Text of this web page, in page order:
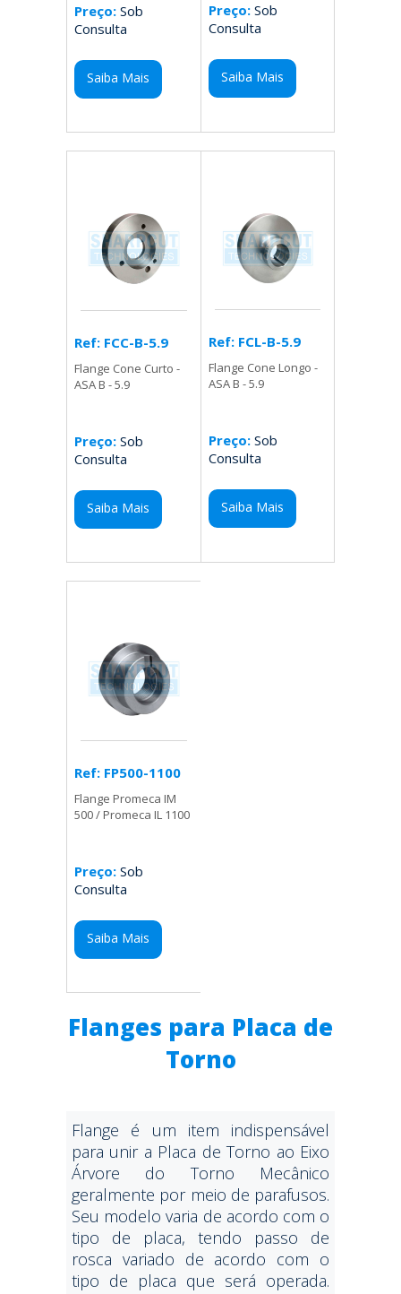
Preço: Sob
Consulta
Saiba Mais
Preço:Sob
Consulta
Saiba Mais
Ref: FCC-B-5.9
Flange Cone Curto -
ASA B - 5.9
Preço: Sob
Consulta
Saiba Mais
Ref: FCL-B-5.9
Flange Cone Longo -
ASA B - 5.9
Preço:Sob
Consulta
Saiba Mais
Ref: FP500-1100
Flange Promeca IM
500 / Promeca IL 1100
Preço: Sob
Consulta
Saiba Mais
Flanges para Placa de
Torno
Flange é um item indispensável
para unir a Placa de Torno ao Eixo
Árvore do Torno Mecânico
geralmente por meio de parafusos.
Seu modelo varia de acordo com o
tipo de placa, tendo passo de
rosca variado de acordo com o
tipo de placa que será operada.